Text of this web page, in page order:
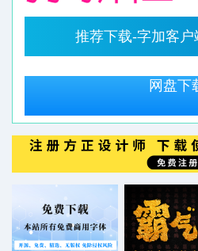
推荐下载-字加客
网盘下